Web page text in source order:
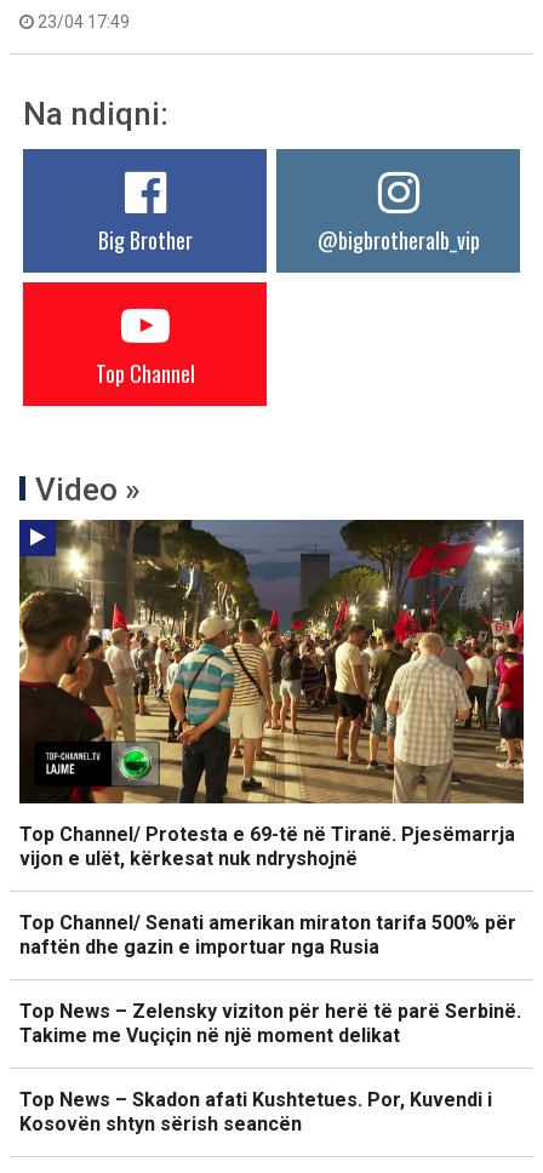
23/04 17:49
Na ndiqni:
Big Brother @bigbrotheralb_vip
Top Channel
Video »
Top Channel/ Protesta e 69-të në Tiranë. Pjesëmarrja
vijon e ulët, kërkesat nuk ndryshojnë
Top Channel/ Senati amerikan miraton tarifa 500% për
naftën dhe gazin e importuar nga Rusia
Top News – Zelensky viziton për herë të parë Serbinë.
Takime me Vuçiçin në një moment delikat
Top News – Skadon afati Kushtetues. Por, Kuvendi i
Kosovën shtyn sërish seancën